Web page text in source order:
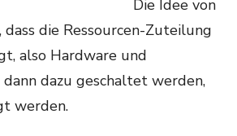
Die Idee von
dass die Ressourcen-Zuteilung
also Hardware und
dazu geschaltet werden,
werden.